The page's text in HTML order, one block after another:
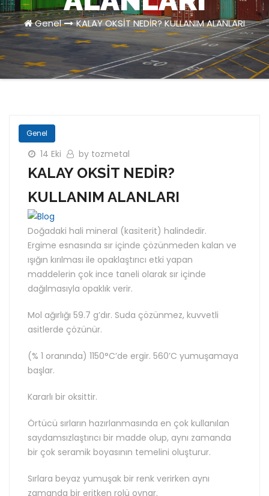
Genel KALAY OKSİT NEDİR? KULLANIM ALANLARI
Genel
14 Eki by tozmetal
KALAY OKSİT NEDİR?
KULLANIM ALANLARI
Doğadaki hali mineral (kasiterit) halindedir.
Ergime esnasında sır içinde çözünmeden kalan ve
ışığın kırılması ile opaklaştırıcı etki yapan
maddelerin çok ince taneli olarak sır içinde
dağılmasıyla opaklık verir.
Mol ağırlığı 59.7 g’dır. Suda çözünmez, kuvvetli
asitlerde çözünür.
(% 1 oranında) 1150°C’de ergir. 560’C yumuşamaya
başlar.
Kararlı bir oksittir.
Örtücü sırların hazırlanmasında en çok kullanılan
saydamsızlaştırıcı bir madde olup, aynı zamanda
bir çok seramik boyasının temelini oluşturur.
Sırlara beyaz yumuşak bir renk verirken aynı
zamanda bir eritken rolü oynar.